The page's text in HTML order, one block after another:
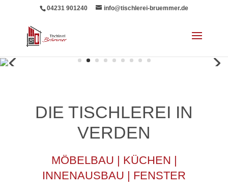
04231 901240 info@tischlerei-bruemmer.de
DIE TISCHLEREI IN
VERDEN
MÖBELBAU | KÜCHEN |
INNENAUSBAU | FENSTER